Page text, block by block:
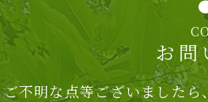
お
ご不明な点等ございましたら